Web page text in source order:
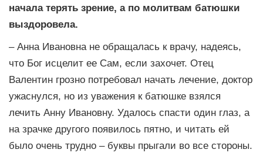
начала терять зрение, а по молитвам батюшки
выздоровела.
– Анна Ивановна не обращалась к врачу, надеясь,
что Бог исцелит ее Сам, если захочет. Отец
Валентин грозно потребовал начать лечение, доктор
ужаснулся, но из уважения к батюшке взялся
лечить Анну Ивановну. Удалось спасти один глаз, а
на зрачке другого появилось пятно, и читать ей
было очень трудно – буквы прыгали во все стороны.